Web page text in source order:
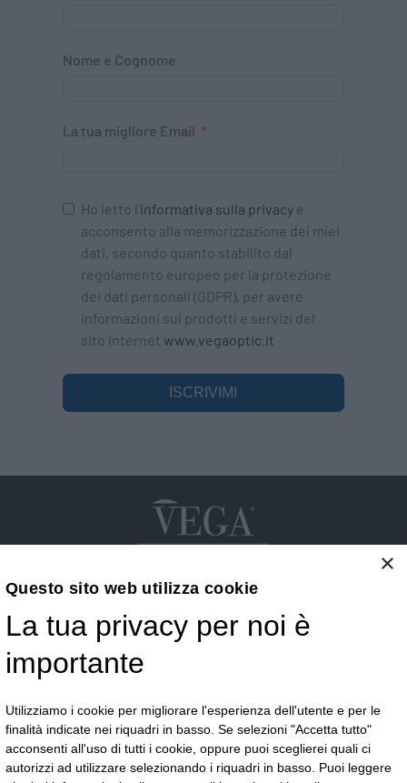
Nome e Cognome
La tua migliore Email
Ho letto l' informativa sulla privacye
acconsento alla memorizzazione dei miei
dati, secondo quanto stabilito dal
regolamento europeo per la protezione
dei dati personali (GDPR), per avere
informazioni sui prodotti e servizi del
sito internet www.vegaoptic.it
ISCRIVIMI
Vega S.r.l.
Via G.F.B. Riemann 3 - 28921 Verbania - VB
Email: commerciale@vegaoptic.it
Resta in contatto
×
Questo sito web utilizza cookie
La tua privacy per noi è
importante
Utilizziamo i cookie per migliorare l'esperienza dell'utente e per le
finalità indicate nei riquadri in basso. Se selezioni "Accetta tutto"
acconsenti all'uso di tutti i cookie, oppure puoi sceglierei quali ci
autorizzi ad utilizzare selezionando i riquadri in basso. Puoi leggere